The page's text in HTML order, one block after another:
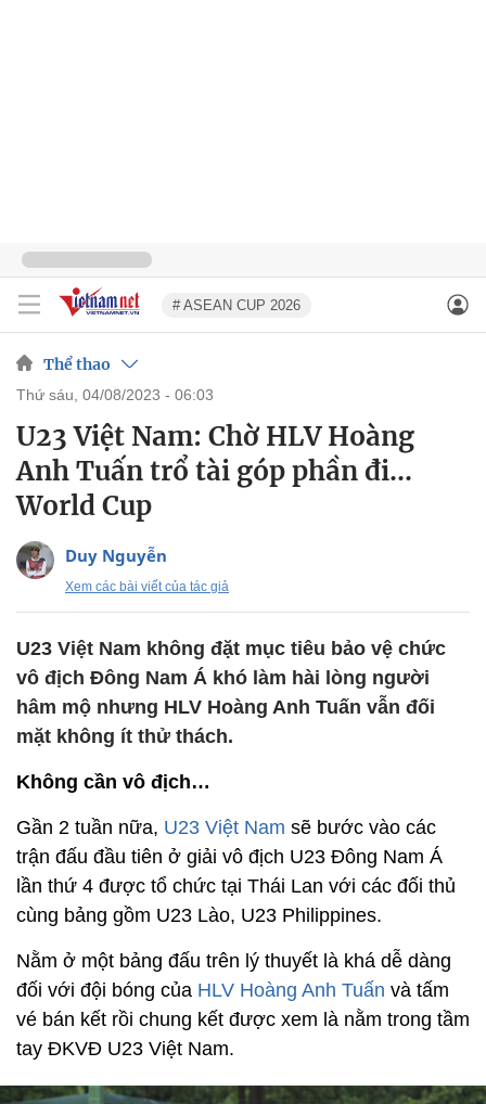
# ASEAN CUP 2026
Thể thao
thứ sáu, 04/08/2023 - 06:03
U23 Việt Nam: Chờ HLV Hoàng
Anh Tuấn trổ tài góp phần đi...
World Cup
Duy Nguyễn
Xem các bài viết của tác giả
U23 Việt Nam không đặt mục tiêu bảo vệ chức
vô địch Đông Nam Á khó làm hài lòng người
hâm mộ nhưng HLV Hoàng Anh Tuấn vẫn đối
mặt không ít thử thách.
Không cần vô địch…
Gần 2 tuần nữa, U23 Việt Nam sẽ bước vào các
trận đấu đầu tiên ở giải vô địch U23 Đông Nam Á
lần thứ 4 được tổ chức tại Thái Lan với các đối thủ
cùng bảng gồm U23 Lào, U23 Philippines.
Nằm ở một bảng đấu trên lý thuyết là khá dễ dàng
đối với đội bóng của HLV Hoàng Anh Tuấn và tấm
vé bán kết rồi chung kết được xem là nằm trong tầm
tay ĐKVĐ U23 Việt Nam.